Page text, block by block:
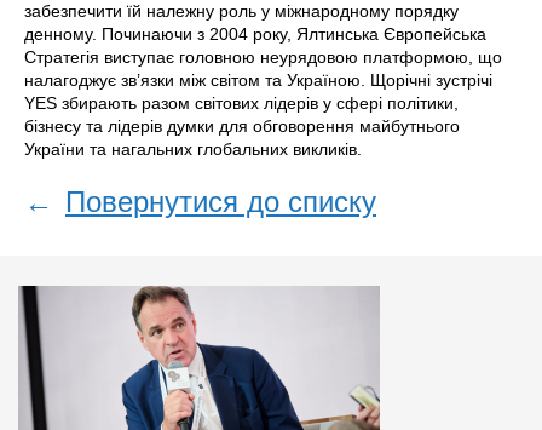
забезпечити їй належну роль у міжнародному порядку
денному. Починаючи з 2004 року, Ялтинська Європейська
Стратегія виступає головною неурядовою платформою, що
налагоджує зв’язки між світом та Україною. Щорічні зустрічі
YES збирають разом світових лідерів у сфері політики,
бізнесу та лідерів думки для обговорення майбутнього
України та нагальних глобальних викликів.
← Повернутися до списку